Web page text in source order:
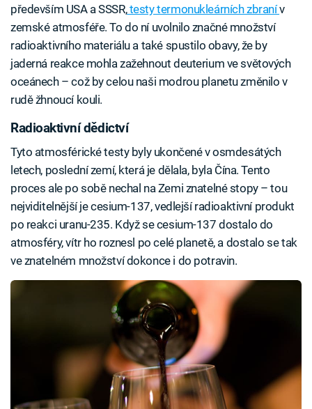
především USA a SSSR,testy termonukleárních zbranív
zemské atmosféře. To do ní uvolnilo značné množství
radioaktivního materiálu a také spustilo obavy, že by
jaderná reakce mohla zažehnout deuterium ve světových
oceánech – což by celou naši modrou planetu změnilo v
rudě žhnoucí kouli.
Radioaktivní dědictví
Tyto atmosférické testy byly ukončené v osmdesátých
letech, poslední zemí, která je dělala, byla Čína. Tento
proces ale po sobě nechal na Zemi znatelné stopy – tou
nejviditelnější je cesium-137, vedlejší radioaktivní produkt
po reakci uranu-235. Když se cesium-137 dostalo do
atmosféry, vítr ho roznesl po celé planetě, a dostalo se tak
ve znatelném množství dokonce i do potravin.